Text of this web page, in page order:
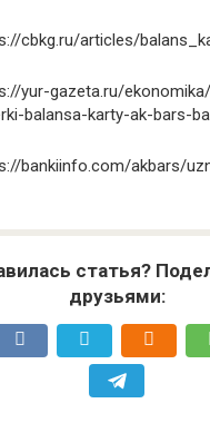
cbkg.ru/articles/
yur-gazeta.ru/
balansa-karty-ak-bars-
bankiinfo.com/akbars/
статья?
друзьями: